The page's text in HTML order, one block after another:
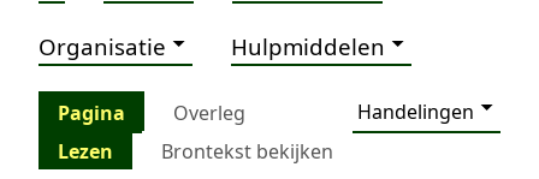
Organisatie Hulpmiddelen
Pagina Overleg
Handelingen
Lezen
Brontekst bekijken